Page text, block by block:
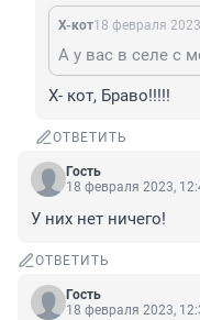
X-кот18 февраля
X- кот, Браво!!!!!
ОТВЕТИТЬ
Гость
18 февраля 2023,
У них нет ничего!
ОТВЕТИТЬ
Гость
18 февраля 2023,